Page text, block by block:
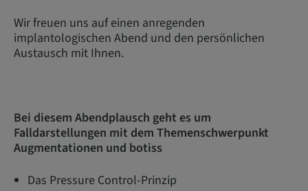
Wir freuen uns auf einen anregenden
implantologischen Abend und den persönlichen
Austausch mit Ihnen.
Bei diesem Abendplausch geht es um
Falldarstellungen mit dem Themenschwerpunkt
Augmentationen und botiss
Das Pressure Control-Prinzip